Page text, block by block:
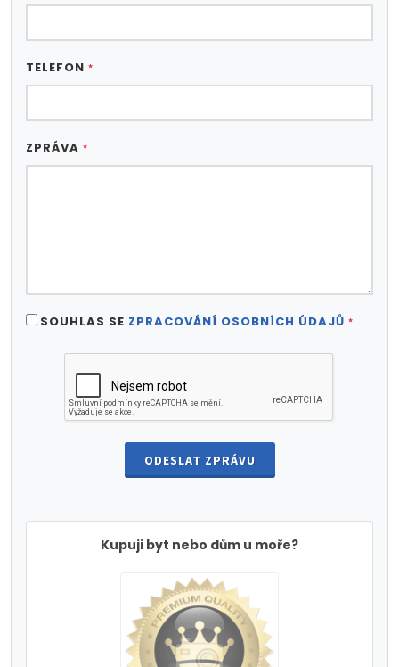
TELEFON *
ZPRÁVA *
SOUHLAS SE ZPRACOVÁNÍ OSOBNÍCH ÚDAJŮ *
ODESLAT ZPRÁVU
Kupuji byt nebo dům u moře?